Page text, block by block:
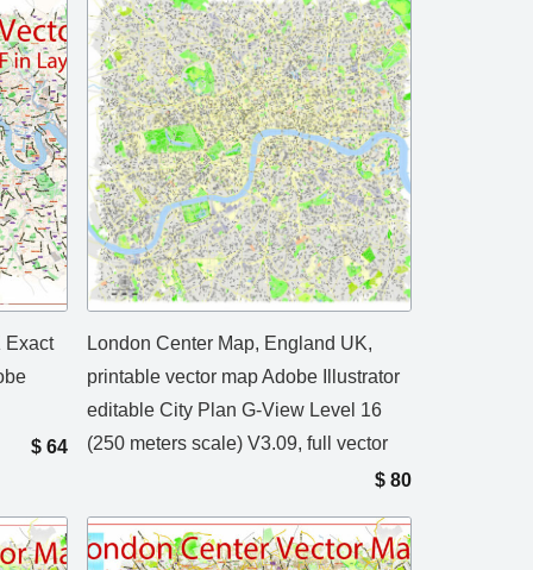
Exact
$ 64
London Center Map, England UK,
printable vector map Adobe Illustrator
editable City Plan G-View Level 16
(250 meters scale) V3.09, full vector
$ 80